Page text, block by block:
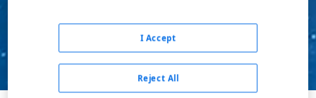
Buscar
Reject All
I Accept